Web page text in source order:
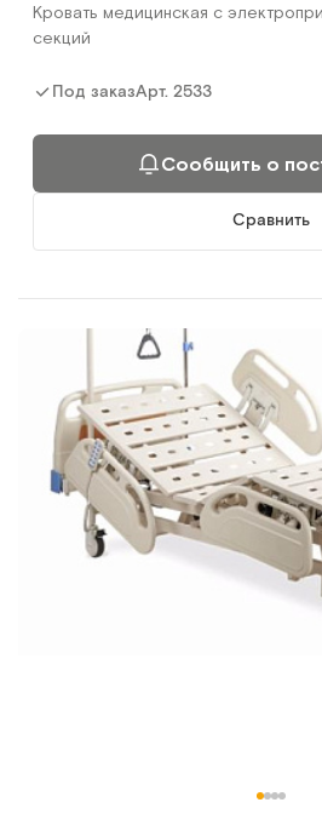
Кровать медицинская с
секций
Под заказАрт. 2533
Сообщить о
Сравнить